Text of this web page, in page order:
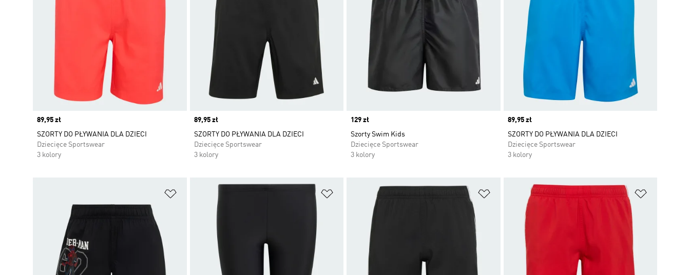
Price
89,95 zł
SZORTY DO PŁYWANIA DLA DZIECI
Dziecięce Sportswear
3 kolory
Price
89,95 zł
SZORTY DO PŁYWANIA DLA DZIECI
Dziecięce Sportswear
3 kolory
Price
129 zł
Szorty Swim Kids
Dziecięce Sportswear
3 kolory
Price
89,95 zł
SZORTY DO PŁYWANIA DLA DZIECI
Dziecięce Sportswear
3 kolory
Dodaj do listy życzeń Dodaj do listy życzeń